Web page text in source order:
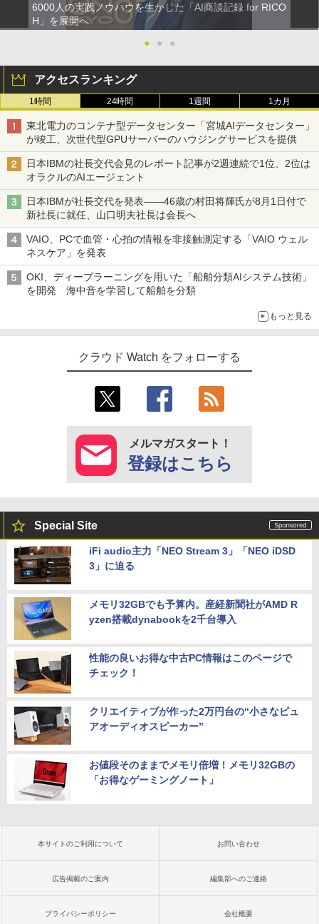
6000人の実践ノウハウを生かした「AI商談記録 for RICO
H」を展開へ
●
● ●
アクセスランキング
1時間 24時間 1週間 1カ月
東北電力のコンテナ型データセンター「宮城AIデータセンター」
が竣工、次世代型GPUサーバーのハウジングサービスを提供
日本IBMの社長交代会見のレポート記事が2週連続で1位、2位は
オラクルのAIエージェント
日本IBMが社長交代を発表――46歳の村田将輝氏が8月1日付で
新社長に就任、山口明夫社長は会長へ
VAIO、PCで血管・心拍の情報を非接触測定する「VAIO ウェル
ネスケア」を発表
OKI、ディープラーニングを用いた「船舶分類AIシステム技術」
を開発 海中音を学習して船舶を分類
もっと見る
クラウド Watch をフォローする
メルマガスタート！
登録はこちら
Special Site
iFi audio主力「NEO Stream 3」「NEO iDSD
3」に迫る
メモリ32GBでも予算内。産経新聞社がAMD R
yzen搭載dynabookを2千台導入
性能の良いお得な中古PC情報はこのページで
チェック！
クリエイティブが作った2万円台の“小さなピュ
アオーディオスピーカー”
お値段そのままでメモリ倍増！メモリ32GBの
「お得なゲーミングノート」
本サイトのご利用について お問い合わせ
広告掲載のご案内 編集部へのご連絡
プライバシーポリシー 会社概要